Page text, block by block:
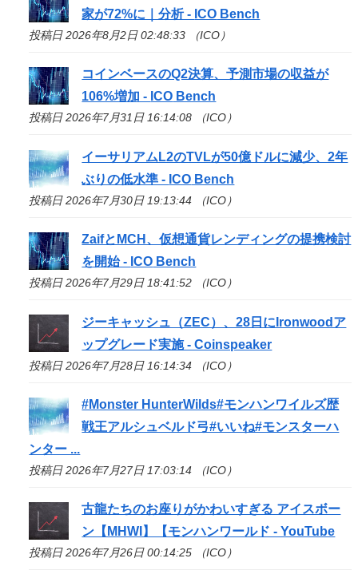
家が72%に｜分析 - ICO Bench
投稿日 2026年8月2日 02:48:33 （ICO）
コインベースのQ2決算、予測市場の収益が
106%増加 - ICO Bench
投稿日 2026年7月31日 16:14:08 （ICO）
イーサリアムL2のTVLが50億ドルに減少、2年
ぶりの低水準 - ICO Bench
投稿日 2026年7月30日 19:13:44 （ICO）
ZaifとMCH、仮想通貨レンディングの提携検討
を開始 - ICO Bench
投稿日 2026年7月29日 18:41:52 （ICO）
ジーキャッシュ（ZEC）、28日にIronwoodア
ップグレード実施 - Coinspeaker
投稿日 2026年7月28日 16:14:34 （ICO）
#Monster HunterWilds#モンハンワイルズ歴
戦王アルシュベルド弓#いいね#モンスターハ
ンター ...
投稿日 2026年7月27日 17:03:14 （ICO）
古龍たちのお座りがかわいすぎる アイスボー
ン【MHWI】【モンハンワールド - YouTube
投稿日 2026年7月26日 00:14:25 （ICO）